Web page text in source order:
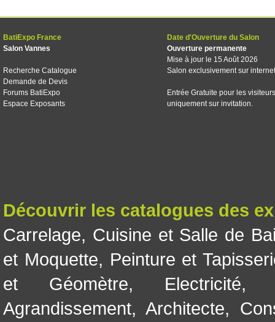
BatiExpo France
Salon Vannes
Recherche Catalogue
Demande de Devis
Forums BatiExpo
Espace Exposants
Date d'Ouverture du Salon
Ouverture permanente
Mise à jour le 15 Août 2026
Salon exclusivement sur internet
Entrée Gratuite pour les visiteurs
uniquement sur invitation.
Découvrir les catalogues des
Carrelage, Cuisine et Salle de
et Moquette, Peinture et
et Géomètre, Electricité
Agrandissement, Architecte,